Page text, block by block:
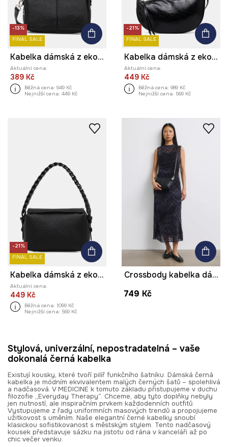
-13%
FINAL SALE
Kabelka dámská z ekokůže
Aktuální cena:
389 Kč
Běžná cena: 949 Kč
Nejnižší cena: 449 Kč
-21%
FINAL SALE
Kabelka dámská z ekokůže
Aktuální cena:
449 Kč
Běžná cena: 989 Kč
Nejnižší cena: 569 Kč
-21%
FINAL SALE
Kabelka dámská z ekokůže
Aktuální cena:
449 Kč
Běžná cena: 1099 Kč
Nejnižší cena: 569 Kč
Crossbody kabelka dámská z imitace kůže
749 Kč
Stylová, univerzální, nepostradatelná – vaše
dokonalá černá kabelka
Existují kousky, které tvoří pilíř funkčního šatníku. Dámská černá
kabelka je módním ekvivalentem malých černých šatů – spolehlivá
a nadčasová. V MEDICINE k tomuto základu přistupujeme v duchu
filozofie „Everyday Therapy“. Chceme, aby tyto doplňky nebyly
jen nutností, ale inspiračním prvkem každodenních outfitů.
Vystupujeme z řady uniformních masových trendů a propojujeme
užitkovost s uměním. Naše elegantní černé kabelky snoubí
klasickou sofistikovanost s městským stylem. Tento nadčasový
kousek představuje sázku na jistotu od rána v kanceláři až po
chic večer venku.